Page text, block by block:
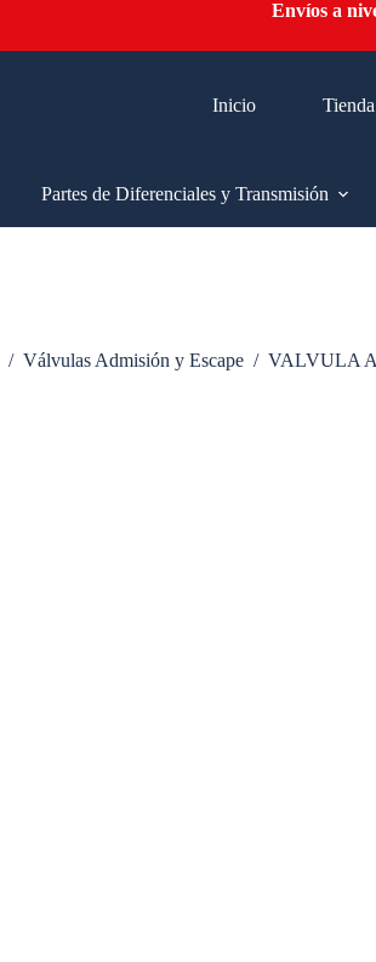
Envíos a
Inicio Tienda
Partes de Diferenciales y Transmisión
/ Válvulas Admisión y Escape / VALVULA